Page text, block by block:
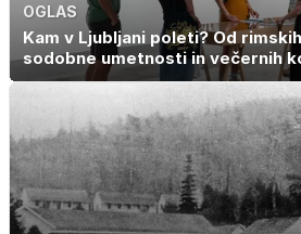
OGLAS
Kam v Ljubljani poleti? Od
sodobne umetnosti in večernih